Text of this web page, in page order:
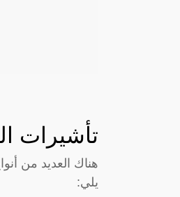
تأشيرات
هناك العديد من
يلي: